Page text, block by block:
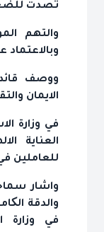
تصدت
والتهم
وبالاعتماد
ووصف
الايمان
في وزارة
العناية
للعاملين
واشار
والدقة
في وزارة